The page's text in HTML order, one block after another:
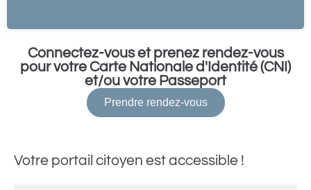
Connectez-vous et prenez rendez-vous
pour votre Carte Nationale d'Identité (CNI)
et/ou votre Passeport
Prendre rendez-vous
Votre portail citoyen est accessible !